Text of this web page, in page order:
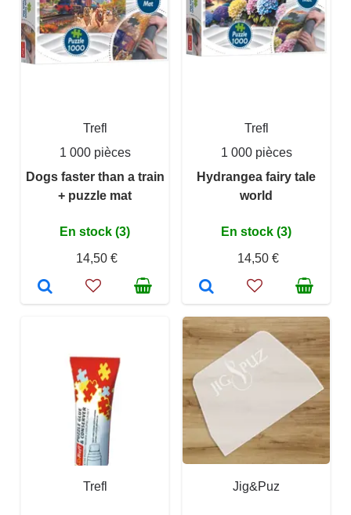
Trefl
1 000 pièces
Dogs faster than a train
+ puzzle mat
En stock (3)
14,50 €
Trefl
1 000 pièces
Hydrangea fairy tale
world
En stock (3)
14,50 €
Trefl Jig&Puz